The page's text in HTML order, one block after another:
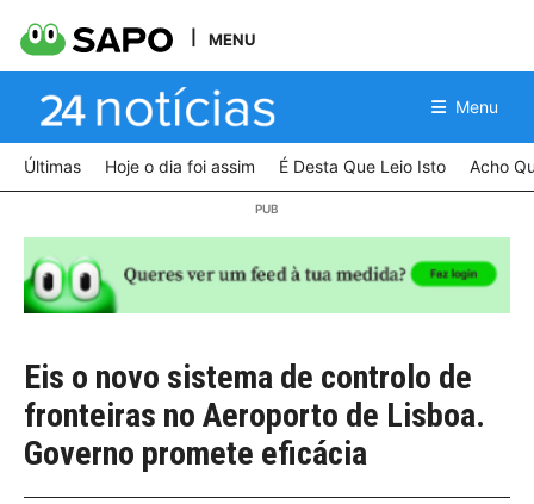
MENU
Menu
Últimas Hoje o dia foi assim É Desta Que Leio Isto Acho
Eis o novo sistema de controlo de
fronteiras no Aeroporto de Lisboa.
Governo promete eficácia